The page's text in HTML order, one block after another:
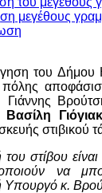
του Δήμου
πόλης
Γιάννης
Βασίλη
στιβικού
στίβου
να
κ.